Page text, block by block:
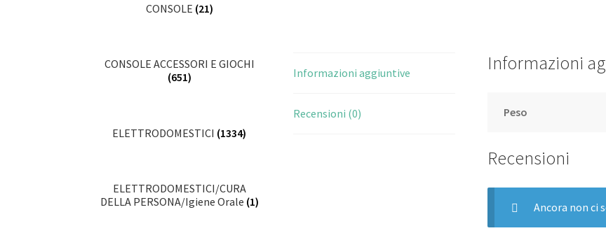
Informazioni aggiuntive
Recensioni (0)
Informazioni
Peso
Recensioni
Ancora non ci
CONSOLE (21)
CONSOLE ACCESSORI E GIOCHI
(651)
ELETTRODOMESTICI (1334)
ELETTRODOMESTICI/CURA
DELLA PERSONA/Igiene Orale (1)